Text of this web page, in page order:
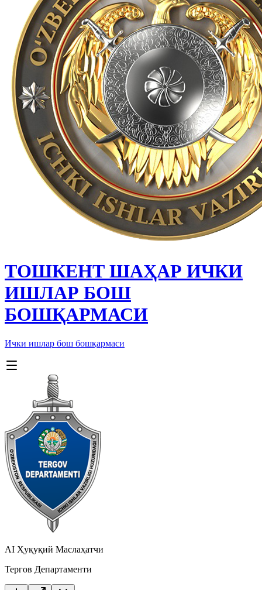
ТОШКЕНТ ШАҲАР ИЧКИ
ИШЛАР БОШ
БОШҚАРМАСИ
Ички ишлар бош бошқармаси
AI Ҳуқуқий Маслаҳатчи
Тергов Департаменти